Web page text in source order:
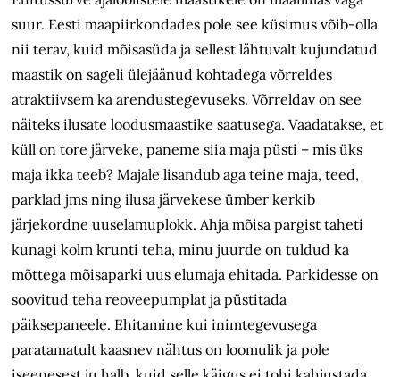
suur. Eesti maapiirkondades pole see küsimus võib-olla
nii terav, kuid mõisasüda ja sellest lähtuvalt kujundatud
maastik on sageli ülejäänud kohtadega võrreldes
atraktiivsem ka arendustegevuseks. Võrreldav on see
näiteks ilusate loodusmaastike saatusega. Vaadatakse, et
küll on tore järveke, paneme siia maja püsti – mis üks
maja ikka teeb? Majale lisandub aga teine maja, teed,
parklad jms ning ilusa järvekese ümber kerkib
järjekordne uuselamuplokk. Ahja mõisa pargist taheti
kunagi kolm krunti teha, minu juurde on tuldud ka
mõttega mõisaparki uus elumaja ehitada. Parkidesse on
soovitud teha reoveepumplat ja püstitada
päiksepaneele. Ehitamine kui inimtegevusega
paratamatult kaasnev nähtus on loomulik ja pole